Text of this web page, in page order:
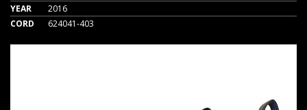
YEAR
2016
CORD
624041-403